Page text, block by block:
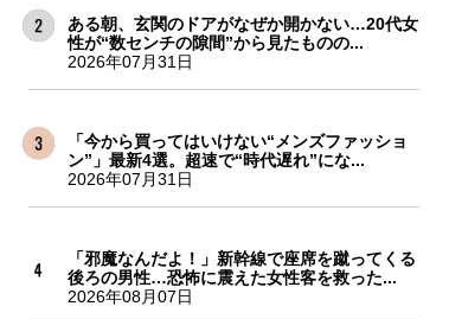
ある朝、玄関のドアがなぜか開かない…20代女
性が“数センチの隙間”から見たものの...
2026年07月31日
「今から買ってはいけない“メンズファッショ
ン”」最新4選。超速で“時代遅れ”にな...
2026年07月31日
「邪魔なんだよ！」新幹線で座席を蹴ってくる
後ろの男性…恐怖に震えた女性客を救った...
2026年08月07日